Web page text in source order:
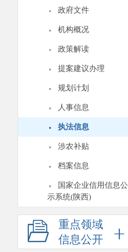
· 政府文件
· 机构概况
· 政策解读
· 提案建议办理
· 规划计划
· 人事信息
· 执法信息
· 涉农补贴
· 档案信息
·
国家企业信用信息公
示系统(陕西)
重点领域
信息公开